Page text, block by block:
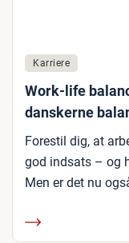
Karriere
Work-life
danskerne
Forestil dig, at
god indsats – og
Men er det nu